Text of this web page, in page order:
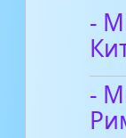
-
-